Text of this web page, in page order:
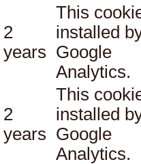
2
years
This
installed
Google
Analytics.
2
years
This
installed
Google
Analytics.